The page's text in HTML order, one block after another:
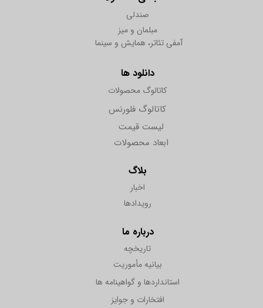
صندلی
مبلمان و میز
آمفی تئاتر، همایش و سینما
دانلود ها
کاتالوگ محصولات
کاتالوگ فلورنس
بلاگ
اخبار
رویدادها
درباره ما
تاریخچه
بیانیه مأموریت
استانداردها و گواهینامه ها
افتخارات و جوایز
ابعاد محصولات
لیست قیمت